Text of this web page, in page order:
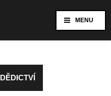
MENU
DĚDICTVÍ